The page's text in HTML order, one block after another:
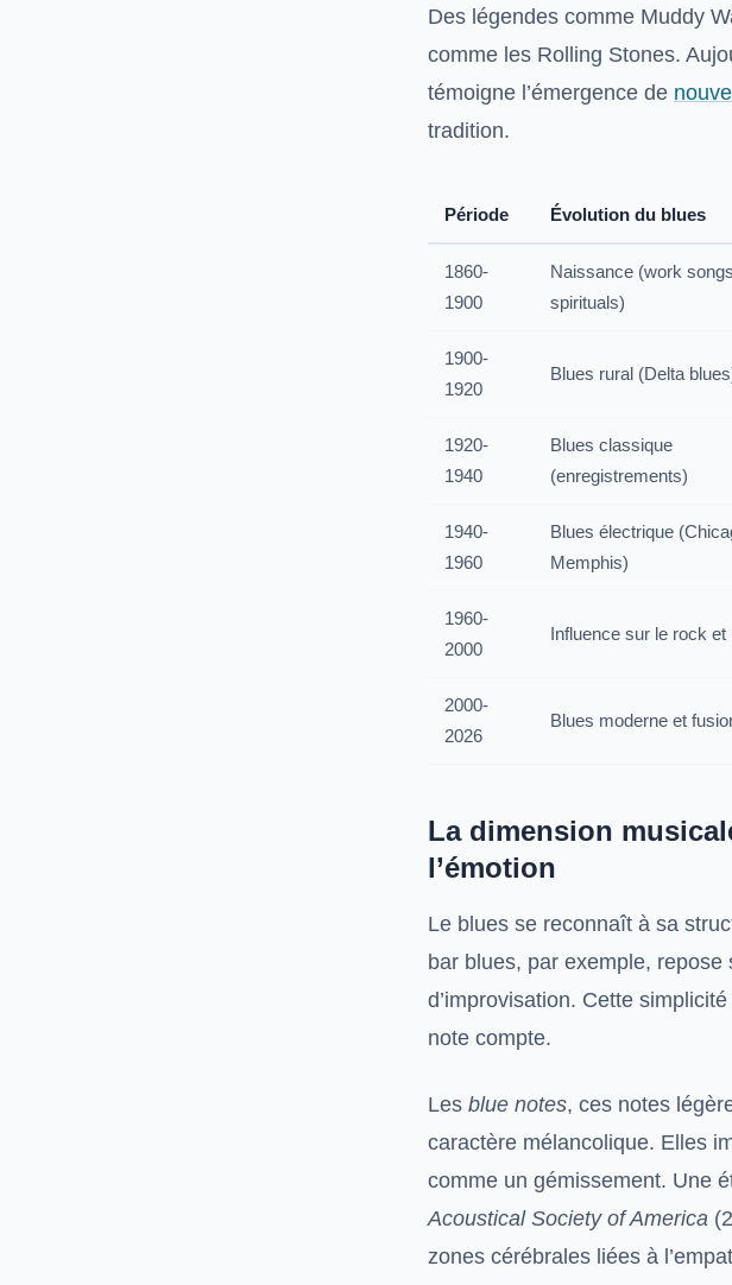
Des légendes comme Muddy
comme les Rolling Stones.
témoigne l’émergence de
tradition.
Période Évolution du blues
1860-
1900
Naissance (work
spirituals)
1900-
1920
Blues rural (Delta
1920-
1940
Blues classique
(enregistrements)
1940-
1960
Blues électrique
Memphis)
1960-
2000
Influence sur le rock et
2000-
2026
Blues moderne et
La dimension
l’émotion
Le blues se reconnaît à sa
bar blues, par exemple,
d’improvisation. Cette
note compte.
Les blue notes, ces notes
caractère mélancolique. Elles
comme un gémissement. Une
Acoustical Society of America
zones cérébrales liées à